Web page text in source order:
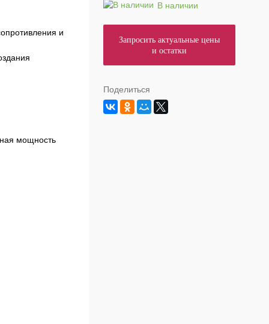
и
мощность
В наличии
Запросить актуальные цены
и остатки
Поделиться